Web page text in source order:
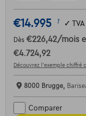
€14.995 1 ✓
Dès €226,42/mois
€4.724,92
Découvrez l’exemple chiffré
8000 Brugge,
Comparer